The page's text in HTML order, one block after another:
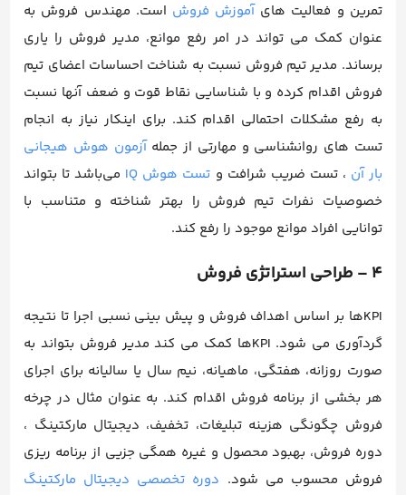
تمرین و فعالیت هایآموزش فروش است. مهندس فروش به
عنوان کمک می تواند در امر رفع موانع، مدیر فروش را یاری
برساند. مدیر تیم فروش نسبت به شناخت احساسات اعضای تیم
فروش اقدام کرده و با شناسایی نقاط قوت و ضعف آنها نسبت
به رفع مشکلات احتمالی اقدام کند. برای اینکار نیاز به انجام
تست های روانشناسی و مهارتی از جملهآزمون هوش هیجانی
بار آن ، تست ضریب شرافت و تست هوش IQ
می‌باشد تا بتواند
خصوصیات نفرات تیم فروش را بهتر شناخته و متناسب با
توانایی افراد موانع موجود را رفع کند.
4 – طراحی استراتژی فروش
KPIها بر اساس اهداف فروش و پیش بینی نسبی اجرا تا نتیجه
گردآوری می شود. KPIها کمک می کند مدیر فروش بتواند به
صورت روزانه، هفتگی، ماهیانه، نیم سال یا سالیانه برای اجرای
هر بخشی از برنامه فروش اقدام کند. به عنوان مثال در چرخه
فروش چگونگی هزینه تبلیغات، تخفیف، دیجیتال مارکتینگ ،
دوره فروش، بهبود محصول و غیره همگی جزیی از برنامه ریزی
فروش محسوب می شود. دوره تخصصی دیجیتال مارکتینگ